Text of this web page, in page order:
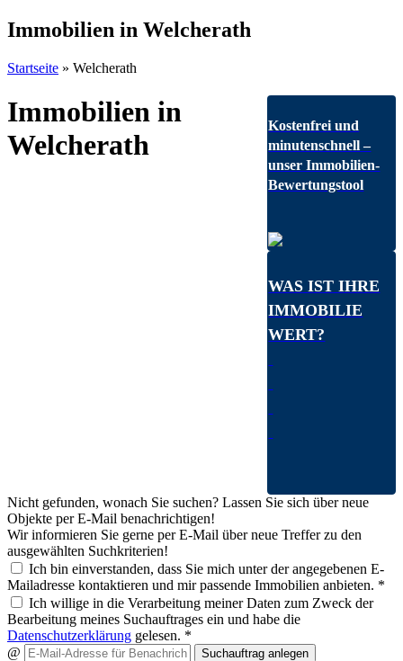
Immobilien in Welcherath
Startseite » Welcherath
Kostenfrei und
minutenschnell –
unser Immobilien-
Bewertungstool
WAS IST IHRE
IMMOBILIE
WERT?
Immobilien in
Welcherath
Nicht gefunden, wonach Sie suchen? Lassen Sie sich über neue
Objekte per E-Mail benachrichtigen!
Wir informieren Sie gerne per E-Mail über neue Treffer zu den
ausgewählten Suchkriterien!
Ich bin einverstanden, dass Sie mich unter der angegebenen E-
Mailadresse kontaktieren und mir passende Immobilien anbieten. *
Ich willige in die Verarbeitung meiner Daten zum Zweck der
Bearbeitung meines Suchauftrages ein und habe die
Datenschutzerklärung gelesen. *
@
Suchauftrag anlegen